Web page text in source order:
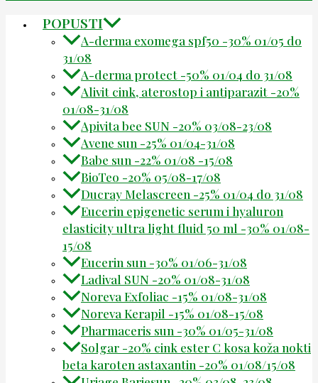
POPUSTI
A-derma exomega spf50 -30% 01/05 do
31/08
A-derma protect -50% 01/04 do 31/08
Alivit cink, aterostop i antiparazit -20%
01/08-31/08
Apivita bee SUN -20% 03/08-23/08
Avene sun -25% 01/04-31/08
Babe sun -22% 01/08 -15/08
BioTeo -20% 05/08-17/08
Ducray Melascreen -25% 01/04 do 31/08
Eucerin epigenetic serum i hyaluron
elasticity ultra light fluid 50 ml -30% 01/08-
15/08
Eucerin sun -30% 01/06-31/08
Ladival SUN -20% 01/08-31/08
Noreva Exfoliac -15% 01/08-31/08
Noreva Kerapil -15% 01/08-15/08
Pharmaceris sun -30% 01/05-31/08
Solgar -20% cink ester C kosa koža nokti
beta karoten astaxantin -20% 01/08/15/08